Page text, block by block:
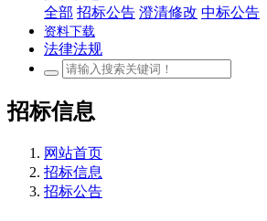
全部 招标公告 澄清修改 中标公告
资料下载
法律法规
招标信息
网站首页
招标信息
招标公告